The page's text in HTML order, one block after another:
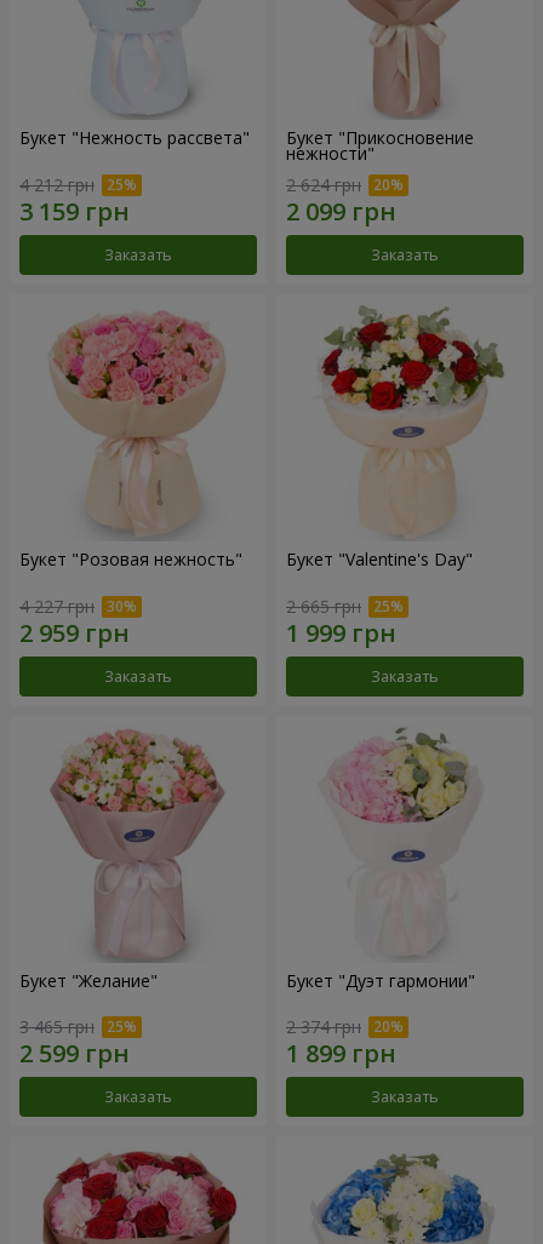
Букет "Нежность рассвета"
4 212 грн
Заказать
Букет "Прикосновение
нежности"
2 624 грн
Заказать
Букет "Розовая нежность"
4 227 грн
Заказать
Букет "Valentine's Day"
2 665 грн
Заказать
Букет "Желание"
3 465 грн
Заказать
Букет "Дуэт гармонии"
2 374 грн
Заказать